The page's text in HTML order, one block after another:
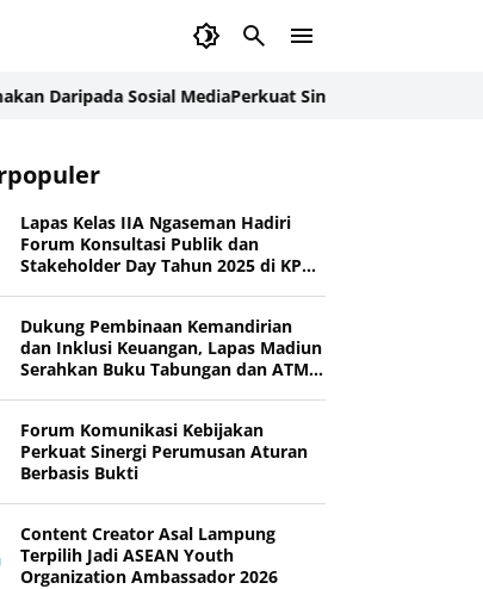
Sosial MediaPerkuat Sinergi APH, Lapas Amuntai
Lapas Kelas IIA Ngaseman Hadiri
Forum Konsultasi Publik dan
Stakeholder Day Tahun 2025 di KPPN
Dukung Pembinaan Kemandirian
dan Inklusi Keuangan, Lapas Madiun
Serahkan Buku Tabungan dan ATM
Forum Komunikasi Kebijakan
Perkuat Sinergi Perumusan Aturan
Berbasis Bukti
Content Creator Asal Lampung
Terpilih Jadi ASEAN Youth
Organization Ambassador 2026